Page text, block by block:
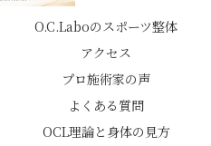
O.C.Laboのスポーツ整体
アクセス
プロ施術家の声
よくある質問
OCL理論と身体の見方